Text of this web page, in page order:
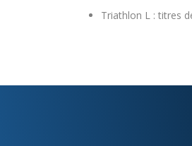
Triathlon L : titres